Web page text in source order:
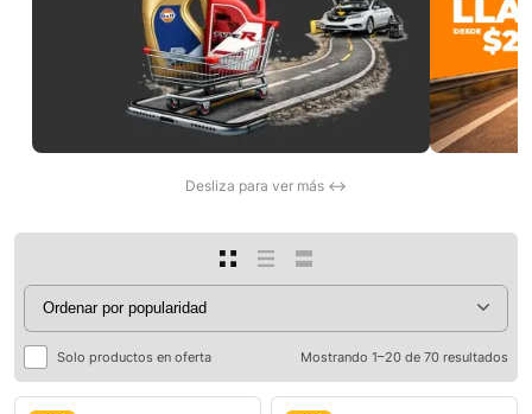
Desliza para ver más ↔
Solo productos en oferta Mostrando 1–20 de 70 resultados